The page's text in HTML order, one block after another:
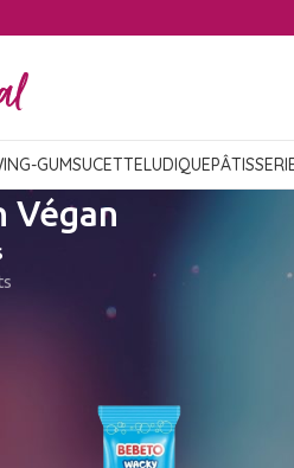
GUMSUCETTELUDIQUE
Végan